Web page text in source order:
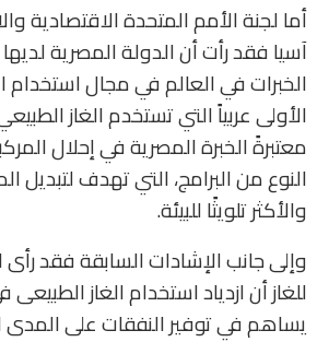
أما لجنة الأمم المتحدة الاقتصادية
آسيا فقد رأت أن الدولة المصرية
الخبرات في العالم في مجال استخدام
الأولى عربياً التي تستخدم الغاز
معتبرةً الخبرة المصرية في إحلال
النوع من البرامج، التي تهدف لتبديل
والأكثر تلويثًا للبيئة.
وإلى جانب الإشادات السابقة فقد رأى
للغاز أن ازدياد استخدام الغاز
يساهم في توفير النفقات على المدى